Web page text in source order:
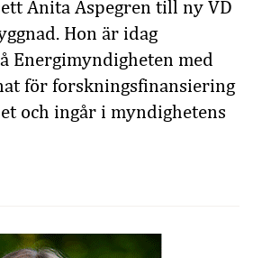
Anita Aspegren till ny VD
Hon är idag
Energimyndigheten med
för forskningsfinansiering
och ingår i myndighetens